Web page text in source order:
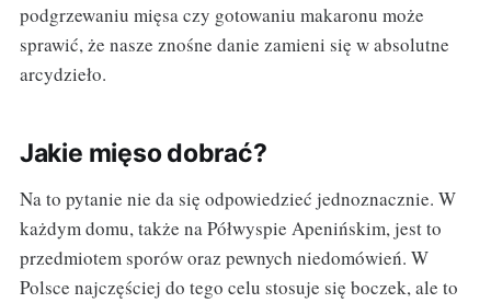
podgrzewaniu mięsa czy gotowaniu makaronu może
sprawić, że nasze znośne danie zamieni się w absolutne
arcydzieło.
Jakie mięso dobrać?
Na to pytanie nie da się odpowiedzieć jednoznacznie. W
każdym domu, także na Półwyspie Apenińskim, jest to
przedmiotem sporów oraz pewnych niedomówień. W
Polsce najczęściej do tego celu stosuje się boczek, ale to